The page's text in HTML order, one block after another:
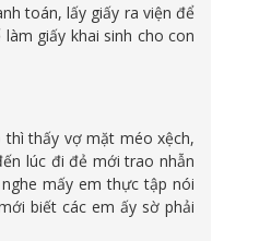
toán, lấy giấy ra viện để
giấy khai sinh cho con
thì thấy vợ mặt méo xệch,
lúc đi đẻ mới trao nhẫn
mấy em thực tập nói
biết các em ấy sờ phải